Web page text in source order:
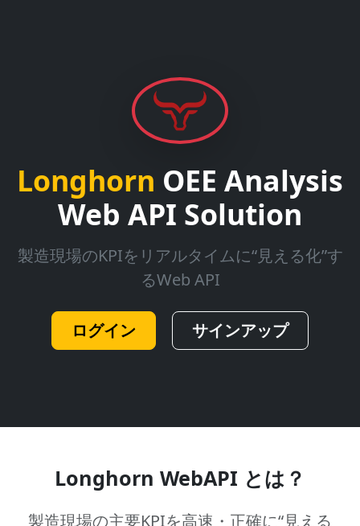
Longhorn OEE Analysis
Web API Solution
製造現場のKPIをリアルタイムに“見える化”す
るWeb API
ログイン サインアップ
Longhorn WebAPI とは？
製造現場の主要KPIを高速・正確に“見える